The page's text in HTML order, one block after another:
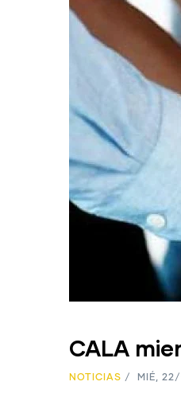
CALA
NOTICIAS / MIÉ,